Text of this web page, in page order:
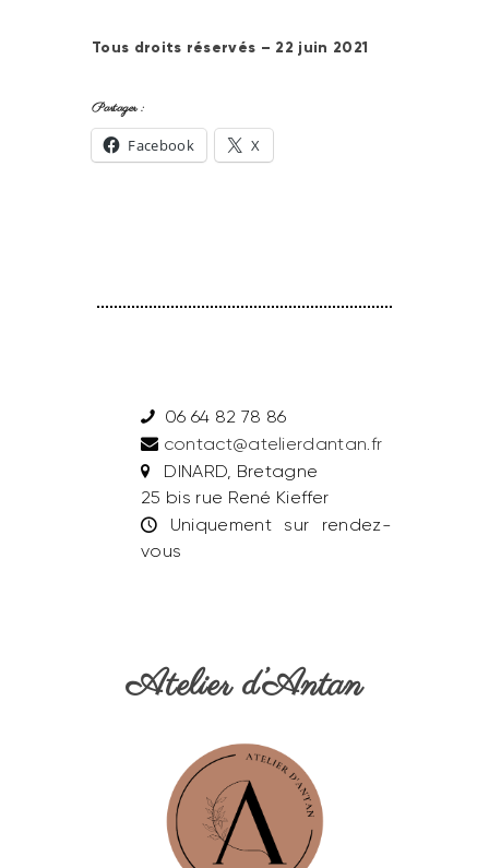
Tous droits réservés – 22 juin 2021
Partager :
Facebook X
06 64 82 78 86
contact@atelierdantan.fr
DINARD, Bretagne
25 bis rue René Kieffer
Uniquement sur rendez-
vous
Atelier d’Antan